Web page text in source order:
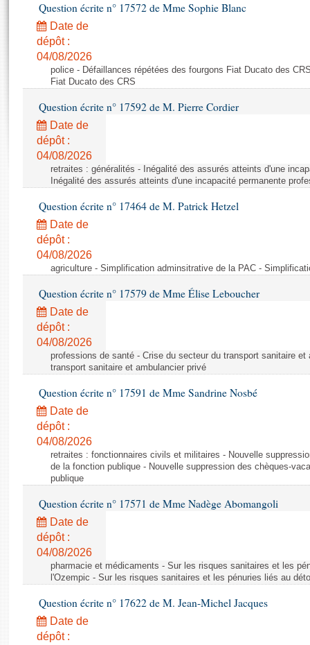
Projets de loi
Propositions de loi
Amendements
Textes adoptés
Rapports législatifs
Rapports sur l'application des lois
Baromètre de l’application des lois
Dossiers législatifs
Budget et sécurité sociale
Questions écrites et orales
Comptes rendus des débats
Histoire
Juniors
Anciennes législatures
Contacts et plan d'accès
Photos libres de droit
Question écrite n° 17572 de Mme Sophie Blanc
Date de
dépôt :
04/08/2026
police - Défaillances répétées des fourgons Fiat Ducato des
Fiat Ducato des CRS
Question écrite n° 17592 de M. Pierre Cordier
Date de
dépôt :
04/08/2026
retraites : généralités - Inégalité des assurés atteints d'une
Inégalité des assurés atteints d'une incapacité permanente
Question écrite n° 17464 de M. Patrick Hetzel
Date de
dépôt :
04/08/2026
agriculture - Simplification adminsitrative de la PAC -
Question écrite n° 17579 de Mme Élise Leboucher
Date de
dépôt :
04/08/2026
professions de santé - Crise du secteur du transport sanitaire
transport sanitaire et ambulancier privé
Question écrite n° 17591 de Mme Sandrine Nosbé
Date de
dépôt :
04/08/2026
retraites : fonctionnaires civils et militaires - Nouvelle
de la fonction publique - Nouvelle suppression des chèques-
publique
Question écrite n° 17571 de Mme Nadège Abomangoli
Date de
dépôt :
04/08/2026
pharmacie et médicaments - Sur les risques sanitaires et les
l'Ozempic - Sur les risques sanitaires et les pénuries liés au
Question écrite n° 17622 de M. Jean-Michel Jacques
Date de
dépôt :